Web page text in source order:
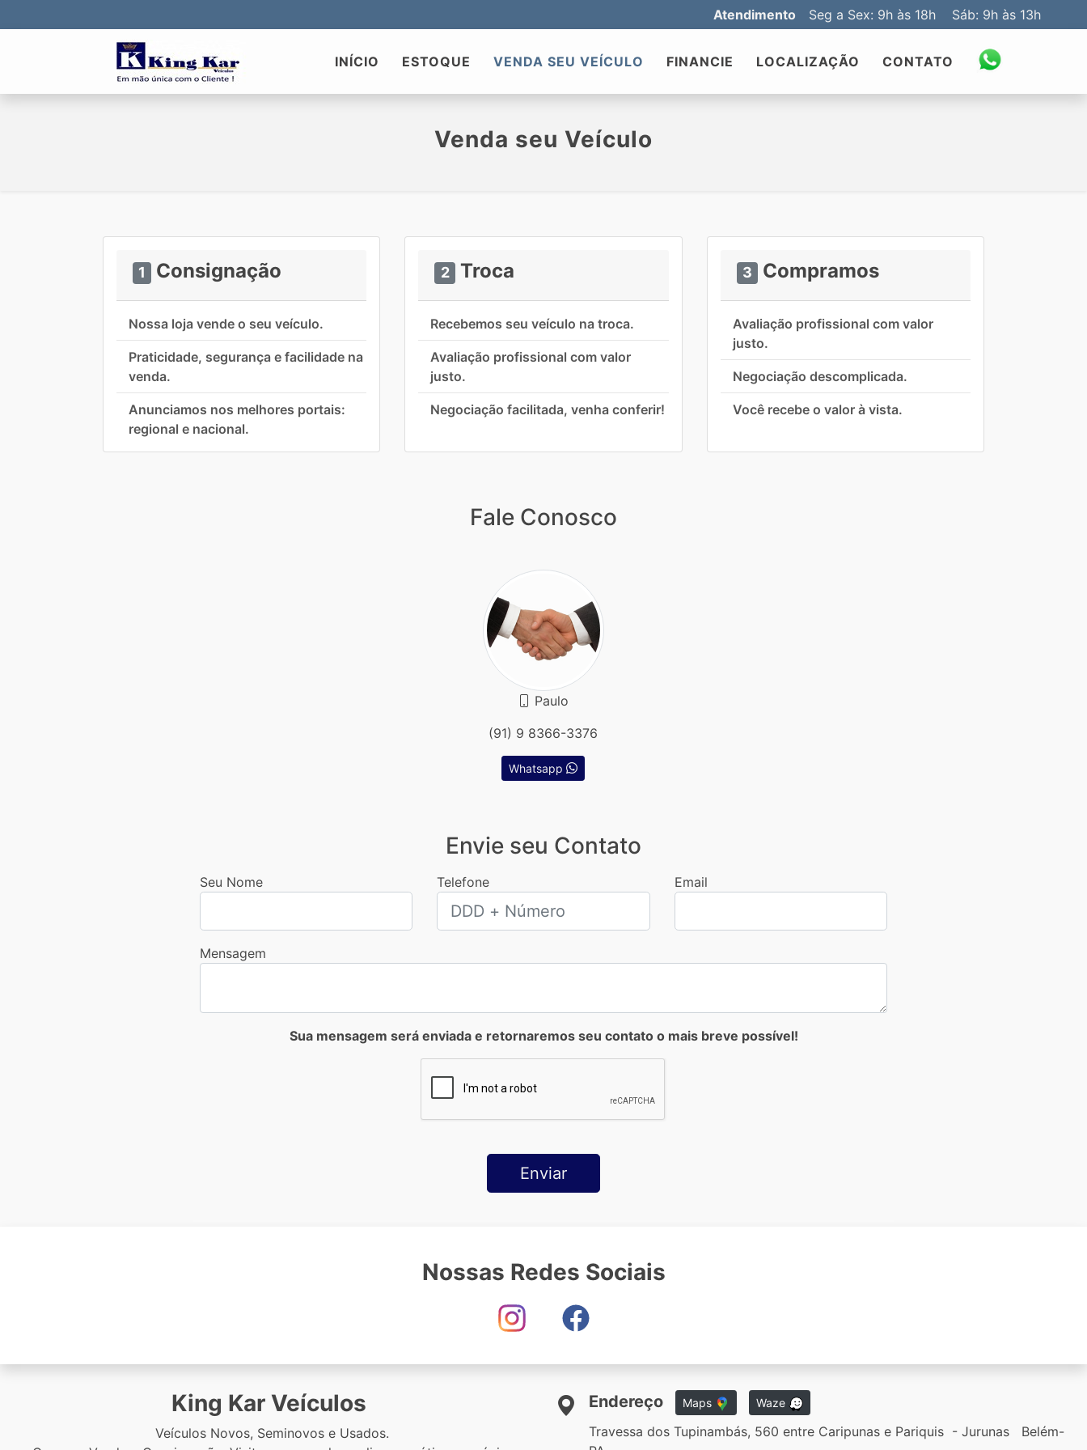
Atendimento Seg a Sex: 9h às 18h Sáb: 9h às 13h
INÍCIO ESTOQUE VENDA SEU VEÍCULO FINANCIE LOCALIZAÇÃO CONTATO
Venda seu Veículo
1 Consignação
Nossa loja vende o seu veículo.
Praticidade, segurança e facilidade na
venda.
Anunciamos nos melhores portais:
regional e nacional.
2 Troca
Recebemos seu veículo na troca.
Avaliação profissional com valor
justo.
Negociação facilitada, venha conferir!
3 Compramos
Avaliação profissional com valor
justo.
Negociação descomplicada.
Você recebe o valor à vista.
Fale Conosco
Paulo
(91) 9 8366-3376
Whatsapp
Envie seu Contato
Nossas Redes Sociais
King Kar Veículos
Veículos Novos, Seminovos e Usados.
Endereço Maps Waze
Travessa dos Tupinambás, 560 entre Caripunas e Pariquis - Jurunas Belém-